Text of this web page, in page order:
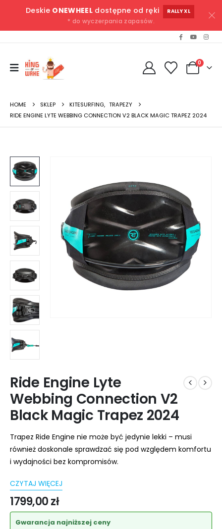
Deskie ONEWHEELdostępne od ręki RALLY XL
* do wyczerpania zapasów.
0
HOME SKLEP KITESURFING, TRAPEZY
RIDE ENGINE LYTE WEBBING CONNECTION V2 BLACK MAGIC TRAPEZ 2024
Ride Engine Lyte
Webbing Connection V2
Black Magic Trapez 2024
Trapez Ride Engine nie może być jedynie lekki – musi
również doskonale sprawdzać się pod względem komfortu
i wydajności bez kompromisów.
CZYTAJ WIĘCEJ
1799,00zł
Gwarancja najniższej ceny